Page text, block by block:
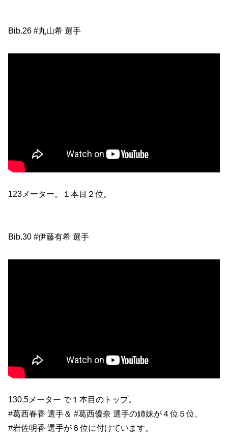
Bib.26 #丸山希 選手
123メーター。１本目２位。
Bib.30 #伊藤有希 選手
130.5メーター で１本目のトップ。
#葛西春香 選手＆ #葛西優奈 選手の姉妹が４位５位、
#岩佐明香 選手が６位に付けています。